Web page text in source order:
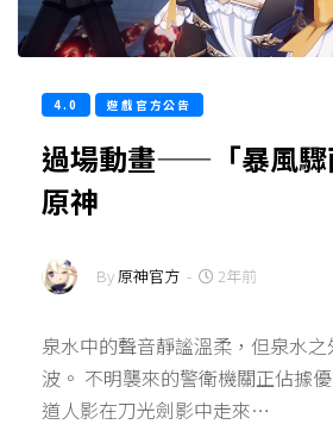
4.0 遊戲官方公告
過場動畫——「暴風驟
原神
By原神官方 - 2年前
泉水中的聲音靜謐溫柔，但泉水
波。 不明襲來的警衛機關正佔據
道人影在刀光劍影中走來…